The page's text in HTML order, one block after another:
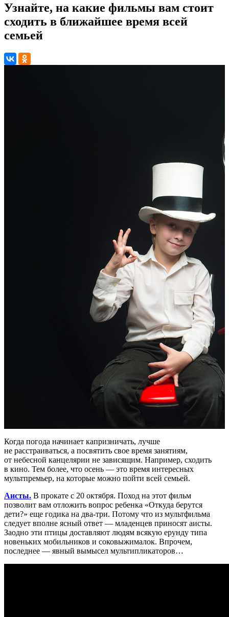
Узнайте, на какие фильмы вам стоит
сходить в ближайшее время всей
семьей
Когда погода начинает капризничать, лучше
не расстраиваться, а посвятить свое время занятиям,
от небесной канцелярии не зависящим. Например, сходить
в кино. Тем более, что осень — это время интересных
мультпремьер, на которые можно пойти всей семьей.
Аисты. В прокате с 20 октября. Поход на этот фильм
позволит вам отложить вопрос ребенка «Откуда берутся
дети?» еще годика на два-три. Потому что из мультфильма
следует вполне ясный ответ — младенцев приносят аисты.
Заодно эти птицы доставляют людям всякую ерунду типа
новеньких мобильников и соковыжималок. Впрочем,
последнее — явный вымысел мультипликаторов…